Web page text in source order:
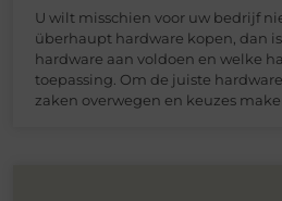
U wilt misschien voor uw bedrijf
überhaupt hardware kopen, dan
hardware aan voldoen en welke
toepassing. Om de juiste
zaken overwegen en keuzes